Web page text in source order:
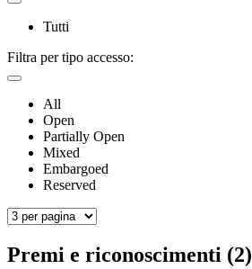
Tutti
Filtra per tipo accesso:
All
Open
Partially Open
Mixed
Embargoed
Reserved
Premi e riconoscimenti (2)